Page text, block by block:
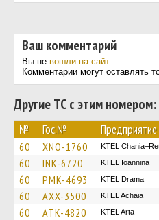
Ваш комментарий
Вы не вошли на сайт.
Комментарии могут оставлять
Другие ТС с этим номером:
№ Гос.№ Предприятие
60 XNO-1760 KTEL
60 INK-6720 KTEL Ioannina
60 PMK-4693 KTEL Drama
60 AXX-3500 KTEL Achaia
60 ATK-4820 KTEL Arta